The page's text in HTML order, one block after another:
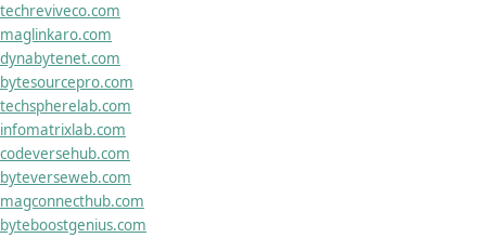
techreviveco.com
maglinkaro.com
dynabytenet.com
bytesourcepro.com
techspherelab.com
infomatrixlab.com
codeversehub.com
byteverseweb.com
magconnecthub.com
byteboostgenius.com